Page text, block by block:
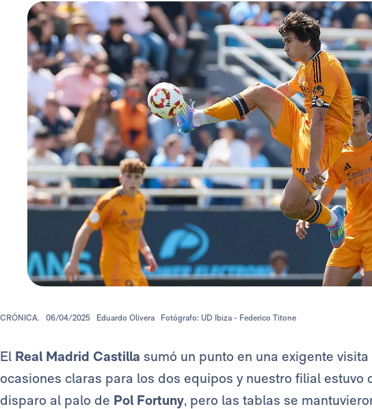
CRÓNICA. 06/04/2025 Eduardo Olivera Fotógrafo: UD Ibiza - Federico Titone
El Real Madrid Castilla sumó un punto en una exigente
ocasiones claras para los dos equipos y nuestro filial estuvo
disparo al palo de Pol Fortuny, pero las tablas se